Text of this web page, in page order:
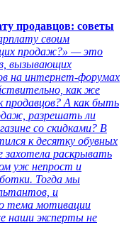
продавцов: советы
своим
продаж?» — это
вызывающих
на интернет-форумах
как же
продавцов? А как быть
разрешать ли
со скидками? В
к десятку обувных
захотела раскрывать
уж непрост и
Тогда мы
и
тема мотивации
наши эксперты не